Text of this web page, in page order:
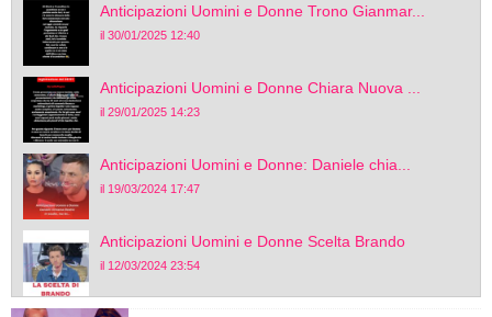
Anticipazioni Uomini e Donne Trono Gianmar...
il 30/01/2025 12:40
Anticipazioni Uomini e Donne Chiara Nuova ...
il 29/01/2025 14:23
Anticipazioni Uomini e Donne: Daniele chia...
il 19/03/2024 17:47
Anticipazioni Uomini e Donne Scelta Brando
il 12/03/2024 23:54